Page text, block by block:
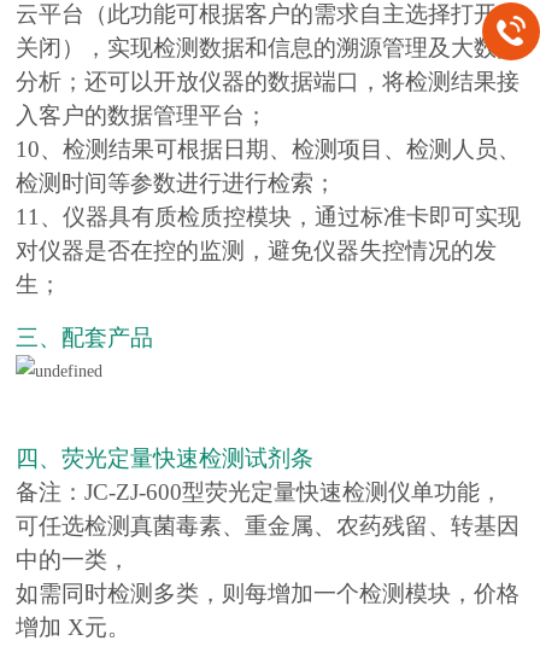
云平台（此功能可根据客户的需求自主选择打开或
关闭），实现检测数据和信息的溯源管理及大数据
分析；还可以开放仪器的数据端口，将检测结果接
入客户的数据管理平台；
10、检测结果可根据日期、检测项目、检测人员、
检测时间等参数进行进行检索；
11、仪器具有质检质控模块，通过标准卡即可实现
对仪器是否在控的监测，避免仪器失控情况的发
生；
三、配套产品
四、荧光定量快速检测试剂条
备注：JC-ZJ-600型荧光定量快速检测仪单功能，
可任选检测真菌毒素、重金属、农药残留、转基因
中的一类，
如需同时检测多类，则每增加一个检测模块，价格
增加 X元。